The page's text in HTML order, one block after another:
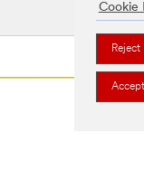
Cookie